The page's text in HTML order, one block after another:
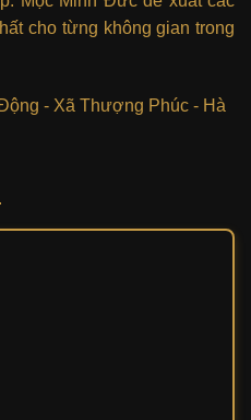
cho từng không gian trong
- Xã Thượng Phúc - Hà